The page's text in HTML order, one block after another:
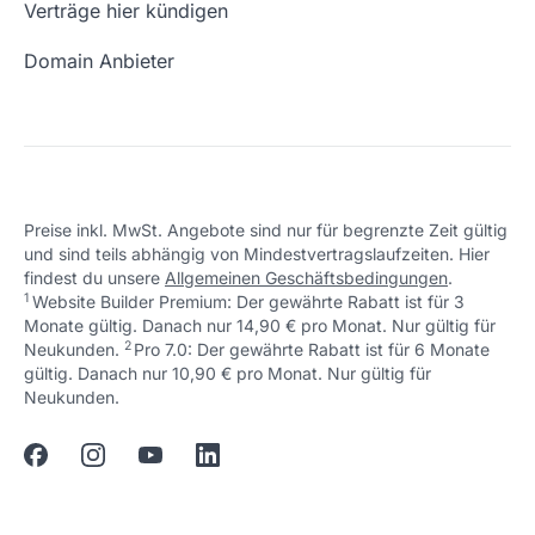
Email Adresse erstellen
Verträge hier kündigen
Domain Anbieter
Preise inkl. MwSt. Angebote sind nur für begrenzte Zeit gültig
und sind teils abhängig von Mindestvertragslaufzeiten. Hier
findest du unsere Allgemeinen Geschäftsbedingungen.
1 Website Builder Premium: Der gewährte Rabatt ist für 3
Monate gültig. Danach nur 14,90 € pro Monat. Nur gültig für
Neukunden. ↩ 1
2 Pro 7.0: Der gewährte Rabatt ist für 6 Monate
gültig. Danach nur 10,90 € pro Monat. Nur gültig für
Neukunden.